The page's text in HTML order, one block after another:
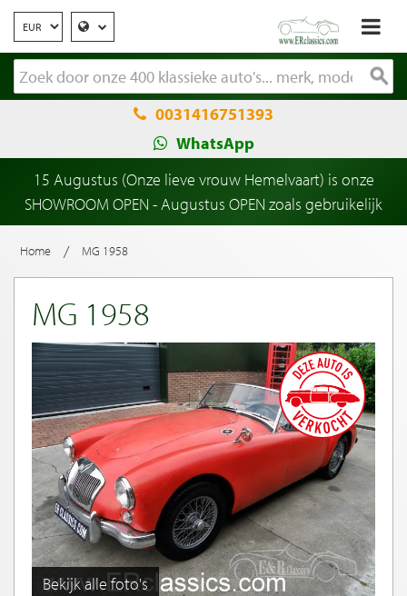
0031416751393
WhatsApp
15 Augustus (Onze lieve vrouw Hemelvaart) is onze
SHOWROOM OPEN - Augustus OPEN zoals gebruikelijk
Home / MG 1958
MG 1958
Bekijk alle foto's